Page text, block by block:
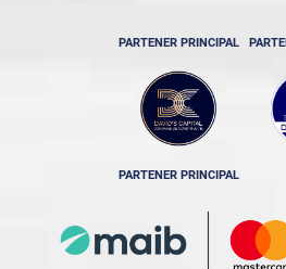
PARTENER PRINCIPAL
PARTENER PRINCIPAL